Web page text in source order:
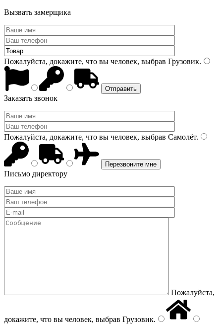
Вызвать замерщика
Пожалуйста, докажите, что вы человек, выбрав Грузовик.
Заказать звонок
Пожалуйста, докажите, что вы человек, выбрав Самолёт.
Письмо директору
Пожалуйста,
докажите, что вы человек, выбрав Грузовик.